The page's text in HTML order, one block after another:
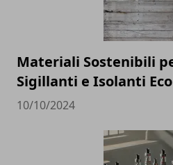
Materiali Sostenibili
Sigillanti e Isolanti
10/10/2024